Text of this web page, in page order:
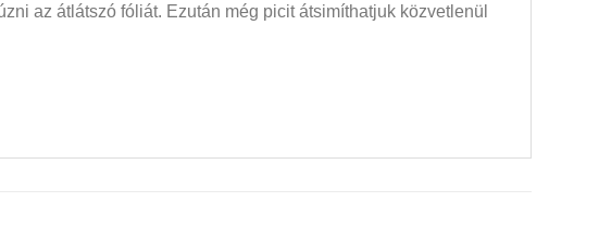
az átlátszó fóliát. Ezután még picit átsimíthatjuk közvetlenül